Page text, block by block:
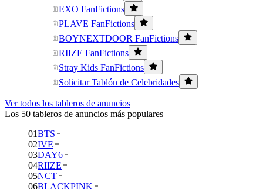
EXO FanFictions
PLAVE FanFictions
BOYNEXTDOOR FanFictions
RIIZE FanFictions
Stray Kids FanFictions
Solicitar Tablón de Celebridades
Ver todos los tableros de anuncios
Los 50 tableros de anuncios más populares
01BTS
02IVE
03DAY6
04RIIZE
05NCT
06BLACKPINK